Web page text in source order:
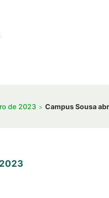
de 2023 Campus Sousa